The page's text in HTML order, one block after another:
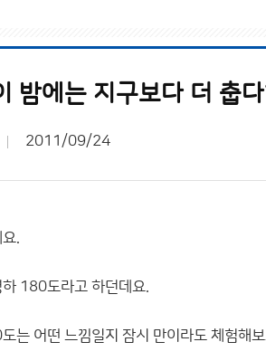
밤에는 지구보다 더 춥
2011/09/24
.
180도라고 하던데요.
는 어떤 느낌일지 잠시 만이라도 체험해